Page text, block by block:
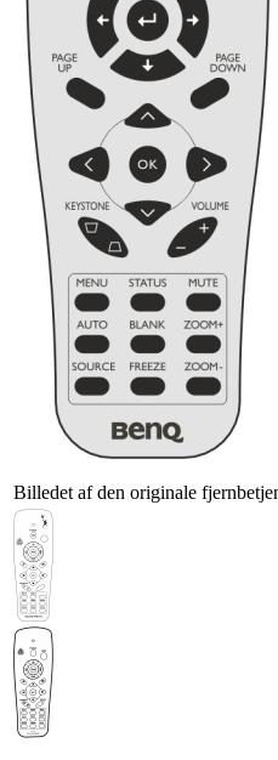
Billedet af den originale